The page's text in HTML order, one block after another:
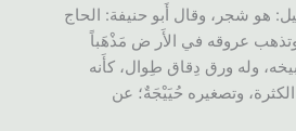
هو شجر، وقال أَبو حنيفة: الحاج
عروقه في الأَر ض مَذْهَباً
وله ورق دِقاق طِوال، كأَنه
وتصغيره حُيَيْجَةٌ؛ عن